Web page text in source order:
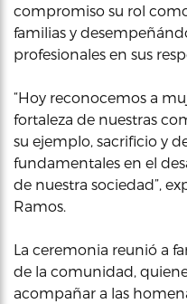
compromiso su rol
familias y
profesionales en sus
“Hoy reconocemos a
fortaleza de nuestras
su ejemplo, sacrificio y
fundamentales en el
de nuestra sociedad”,
Ramos.
La ceremonia reunió a
de la comunidad,
acompañar a las